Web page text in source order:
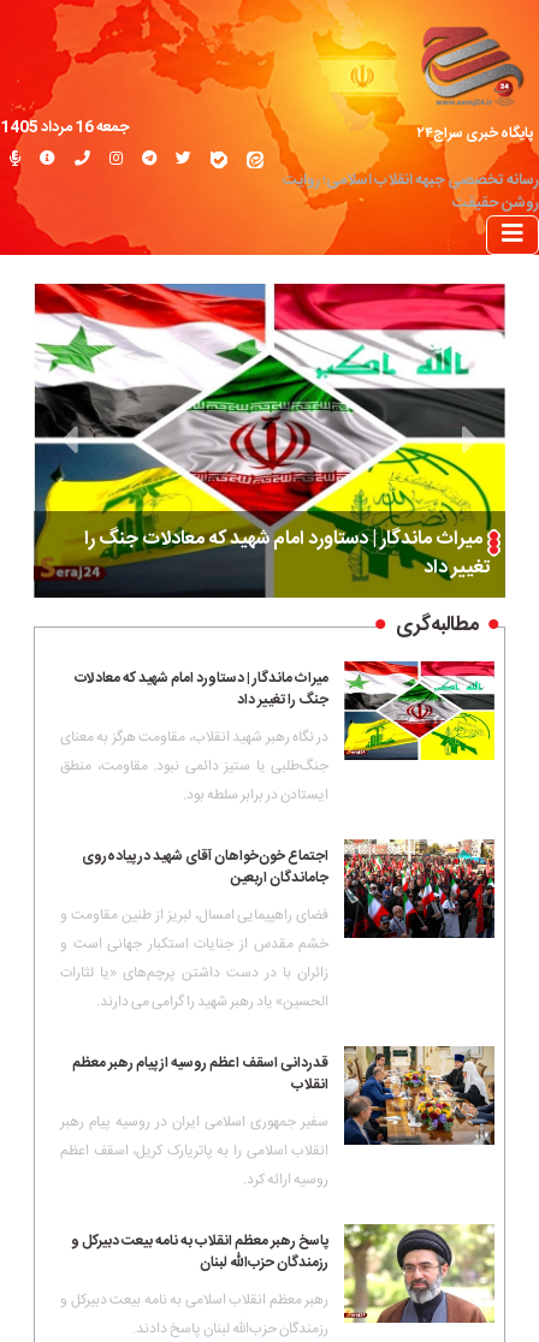
پایگاه خبری سراج۲۴
رسانه تخصصی جبهه انقلاب اسلامی؛ روایت
روشن حقیقت
جمعه 16 مرداد 1405
میراث ماندگار | دستاورد امام شهید که معادلات جنگ را
تغییر داد
مطالبه‌گری
میراث ماندگار | دستاورد امام شهید که معادلات
جنگ را تغییر داد
در نگاه رهبر شهید انقلاب، مقاومت هرگز به معنای
جنگ‌طلبی یا ستیز دائمی نبود. مقاومت، منطق
ایستادن در برابر سلطه بود.
اجتماع خون‌خواهان آقای شهید در پیاده‌روی
جاماندگان اربعین
فضای راهپیمایی امسال، لبریز از طنین مقاومت و
خشم مقدس از جنایات استکبار جهانی است و
زائران با در دست داشتن پرچم‌های «یا لثارات
الحسین» یاد رهبر شهید را گرامی می دارند.
قدردانی اسقف اعظم روسیه از پیام رهبر معظم
انقلاب
سفیر جمهوری اسلامی ایران در روسیه پیام رهبر
انقلاب اسلامی را به پاتریارک کریل، اسقف اعظم
روسیه ارائه کرد.
پاسخ رهبر معظم انقلاب به نامه بیعت دبیرکل و
رزمندگان حزب‌الله لبنان
رهبر معظم انقلاب اسلامی به نامه بیعت دبیرکل و
رزمندگان حزب‌الله لبنان پاسخ دادند.